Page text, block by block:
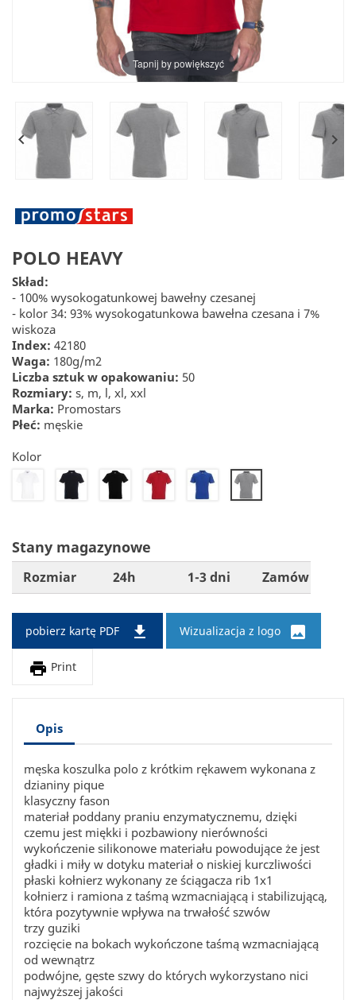
Tapnij by powiększyć
 
POLO HEAVY
Skład:
- 100% wysokogatunkowej bawełny czesanej
- kolor 34: 93% wysokogatunkowa bawełna czesana i 7%
wiskoza
Index: 42180
Waga: 180g/m2
Liczba sztuk w opakowaniu: 50
Rozmiary: s, m, l, xl, xxl
Marka: Promostars
Płeć: męskie
Kolor
22 26 30 32 34
Stany magazynowe
Rozmiar 24h 1-3 dni Zamów
pobierz kartę PDF  Wizualizacja z logo

 Print
Opis
męska koszulka polo z krótkim rękawem wykonana z
dzianiny pique
klasyczny fason
materiał poddany praniu enzymatycznemu, dzięki
czemu jest miękki i pozbawiony nierówności
wykończenie silikonowe materiału powodujące że jest
gładki i miły w dotyku materiał o niskiej kurczliwości
płaski kołnierz wykonany ze ściągacza rib 1x1
kołnierz i ramiona z taśmą wzmacniającą i stabilizującą,
która pozytywnie wpływa na trwałość szwów
trzy guziki
rozcięcie na bokach wykończone taśmą wzmacniającą
od wewnątrz
podwójne, gęste szwy do których wykorzystano nici
najwyższej jakości